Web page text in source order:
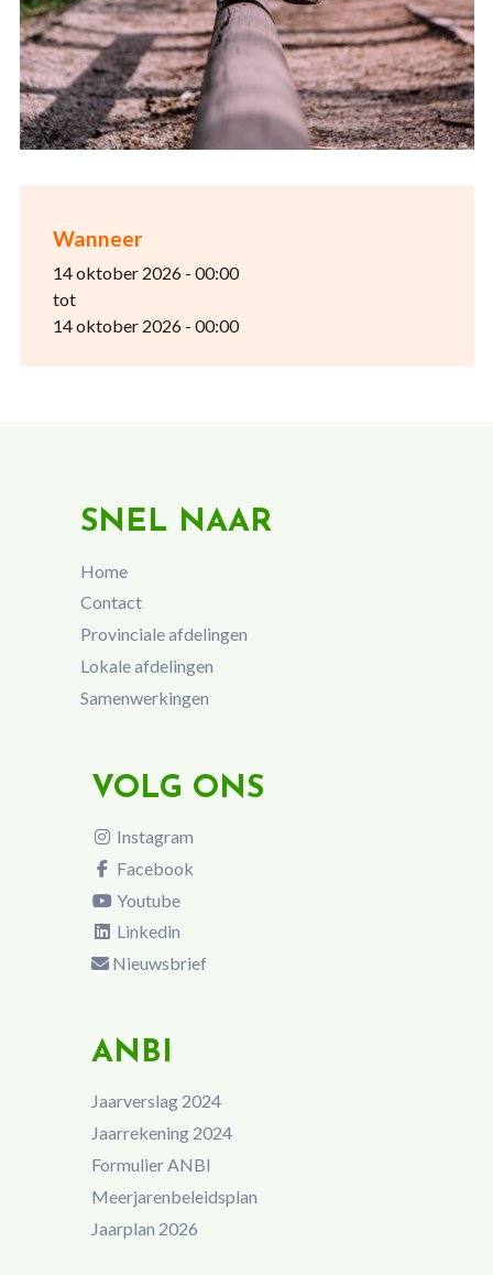
Wanneer
14 oktober 2026 - 00:00
tot
14 oktober 2026 - 00:00
SNEL NAAR
Home
Contact
Provinciale afdelingen
Lokale afdelingen
Samenwerkingen
VOLG ONS
Instagram
Facebook
Youtube
Linkedin
Nieuwsbrief
ANBI
Jaarverslag 2024
Jaarrekening 2024
Formulier ANBI
Meerjarenbeleidsplan
Jaarplan 2026